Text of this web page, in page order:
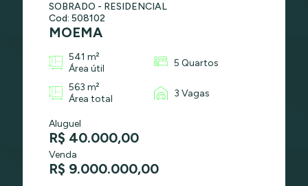
SOBRADO - RESIDENCIAL
Cod: 508102
MOEMA
541 m²
Área útil
5 Quartos
563 m²
Área total
3 Vagas
Aluguel
R$ 40.000,00
Venda
R$ 9.000.000,00